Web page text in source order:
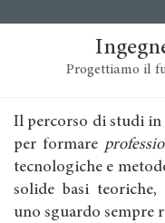
Progettiamo il
Il percorso di studi in
per formare
tecnologiche e
solide basi teoriche,
uno sguardo sempre